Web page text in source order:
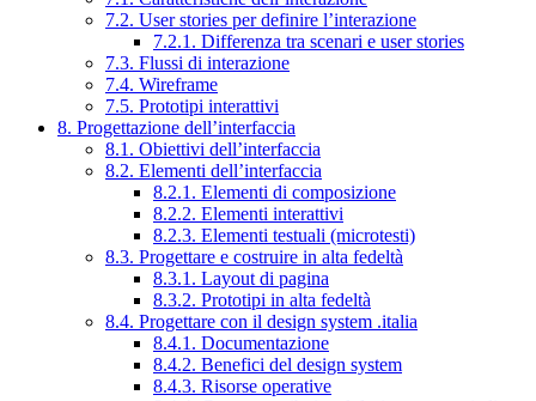
7.2. User stories per definire l’interazione
7.2.1. Differenza tra scenari e user stories
7.3. Flussi di interazione
7.4. Wireframe
7.5. Prototipi interattivi
8. Progettazione dell’interfaccia
8.1. Obiettivi dell’interfaccia
8.2. Elementi dell’interfaccia
8.2.1. Elementi di composizione
8.2.2. Elementi interattivi
8.2.3. Elementi testuali (microtesti)
8.3. Progettare e costruire in alta fedeltà
8.3.1. Layout di pagina
8.3.2. Prototipi in alta fedeltà
8.4. Progettare con il design system .italia
8.4.1. Documentazione
8.4.2. Benefici del design system
8.4.3. Risorse operative